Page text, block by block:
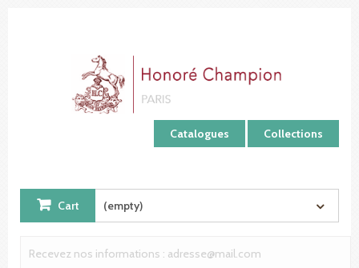
Catalogues Collections
Cart (empty)